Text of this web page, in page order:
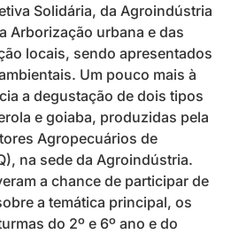
Solidária, da Agroindústria
Arborização urbana e das
locais, sendo apresentados
Um pouco mais à
a degustação de dois tipos
e goiaba, produzidas pela
Agropecuários de
na sede da Agroindústria.
a chance de participar de
a temática principal, os
do 2º e 6º ano e do